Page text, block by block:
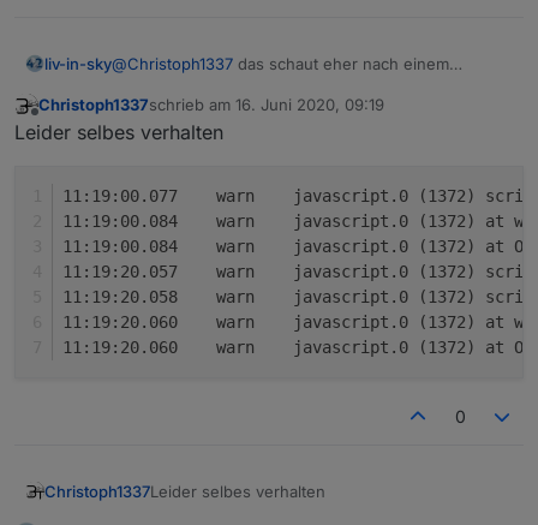
liv-in-sky@Christoph1337 das schaut eher nach einem
nutze mal das hier - und ändere bzw. gleiche nur
Spoiler
Offline
Christoph1337schrieb am 16. Juni 2020, 09:19
zuletzt editiert von
Leider selbes verhalten
11:19:00.077	warn
11:19:00.084	warn
11:19:00.084	warn	javascript.0 (1372)
11:19:20.057	warn
11:19:20.058	warn
11:19:20.060	warn
11:19:20.060	warn	javascript.0 (1372)
0
Christoph1337Leider selbes verhalten